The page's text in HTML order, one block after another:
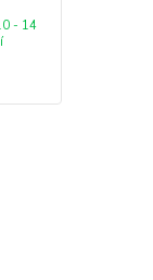
- 14